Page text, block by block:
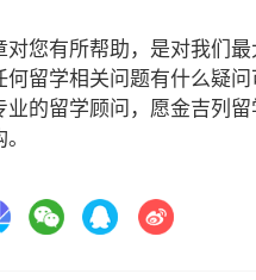
对您有所帮助，是对我们
何留学相关问题有什么疑
业的留学顾问，愿金吉列